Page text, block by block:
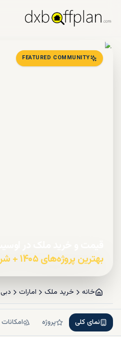
FEATURED COMMUNITY
بهترین پروژه‌های ۱۴۰۵ + شرایط خرید اقساطی
خانه خرید ملک امارات دبی
نمای کلی پروژه امکانات